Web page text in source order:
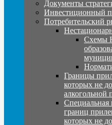
Документы
Инвестиционный
Потребительский
Схемы
Границы
которых не
алкогольной
Специальная
границ
которых не